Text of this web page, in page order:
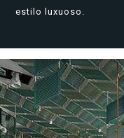
estilo luxuoso.